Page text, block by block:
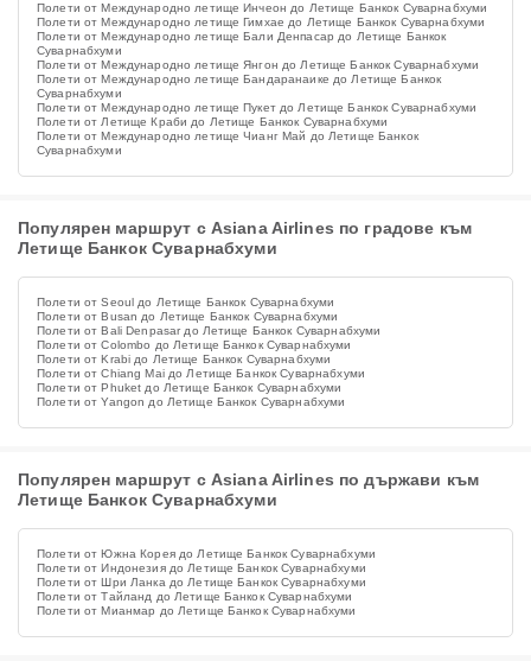
Полети от Международно летище Инчеон до Летище Банкок Суварнабхуми
Полети от Международно летище Гимхае до Летище Банкок Суварнабхуми
Полети от Международно летище Бали Денпасар до Летище Банкок
Суварнабхуми
Полети от Международно летище Янгон до Летище Банкок Суварнабхуми
Полети от Международно летище Бандаранаике до Летище Банкок
Суварнабхуми
Полети от Международно летище Пукет до Летище Банкок Суварнабхуми
Полети от Летище Краби до Летище Банкок Суварнабхуми
Полети от Международно летище Чианг Май до Летище Банкок
Суварнабхуми
Популярен маршрут с Asiana Airlines по градове към
Летище Банкок Суварнабхуми
Полети от Seoul до Летище Банкок Суварнабхуми
Полети от Busan до Летище Банкок Суварнабхуми
Полети от Bali Denpasar до Летище Банкок Суварнабхуми
Полети от Colombo до Летище Банкок Суварнабхуми
Полети от Krabi до Летище Банкок Суварнабхуми
Полети от Chiang Mai до Летище Банкок Суварнабхуми
Полети от Phuket до Летище Банкок Суварнабхуми
Полети от Yangon до Летище Банкок Суварнабхуми
Популярен маршрут с Asiana Airlines по държави към
Летище Банкок Суварнабхуми
Полети от Южна Корея до Летище Банкок Суварнабхуми
Полети от Индонезия до Летище Банкок Суварнабхуми
Полети от Шри Ланка до Летище Банкок Суварнабхуми
Полети от Тайланд до Летище Банкок Суварнабхуми
Полети от Мианмар до Летище Банкок Суварнабхуми